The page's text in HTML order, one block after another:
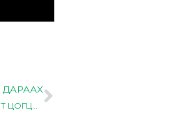
ДАРААХNext